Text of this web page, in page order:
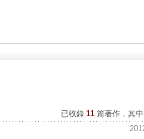
已收錄 11 篇著作，其